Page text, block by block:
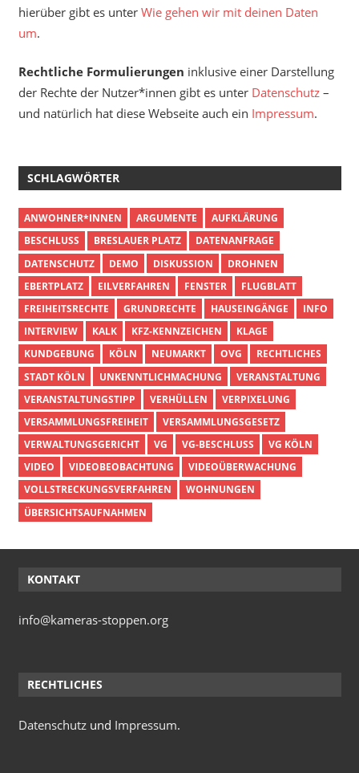
hierüber gibt es unter Wie gehen wir mit deinen Daten
um.
Rechtliche Formulierungen inklusive einer Darstellung
der Rechte der Nutzer*innen gibt es unter Datenschutz–
und natürlich hat diese Webseite auch ein Impressum.
SCHLAGWÖRTER
ANWOHNER*INNEN ARGUMENTE
AUFKLÄRUNG
BESCHLUSS
BRESLAUER PLATZ
DATENANFRAGE
DATENSCHUTZ
DEMO DISKUSSION
DROHNEN
EBERTPLATZ
EILVERFAHREN FENSTER
FLUGBLATT
FREIHEITSRECHTE
GRUNDRECHTE HAUSEINGÄNGE
INFO
INTERVIEW
KALK KFZ-KENNZEICHEN
KLAGE
KUNDGEBUNG
KÖLN NEUMARKT OVG
RECHTLICHES
STADT KÖLN
UNKENNTLICHMACHUNG
VERANSTALTUNG
VERANSTALTUNGSTIPP
VERHÜLLEN
VERPIXELUNG
VERSAMMLUNGSFREIHEIT
VERSAMMLUNGSGESETZ
VERWALTUNGSGERICHT
VG VG-BESCHLUSS
VG KÖLN
VIDEO
VIDEOBEOBACHTUNG
VIDEOÜBERWACHUNG
VOLLSTRECKUNGSVERFAHREN
WOHNUNGEN
ÜBERSICHTSAUFNAHMEN
KONTAKT
info@kameras-stoppen.org
RECHTLICHES
Datenschutzund Impressum.